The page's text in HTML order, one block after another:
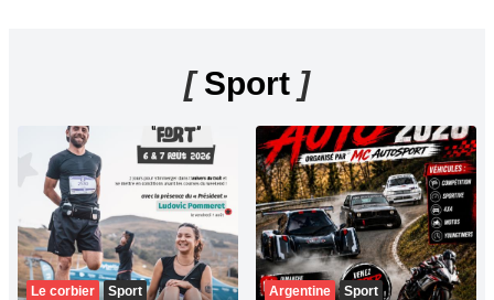
[Sport ]
Le corbier Sport Argentine Sport